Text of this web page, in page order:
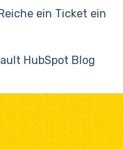
anzeigen
ein Ticket ein
HubSpot Blog